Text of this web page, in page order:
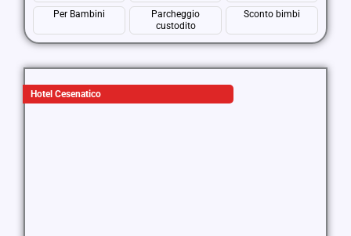
Per Bambini
Parcheggio
custodito
Sconto bimbi
Hotel Cesenatico